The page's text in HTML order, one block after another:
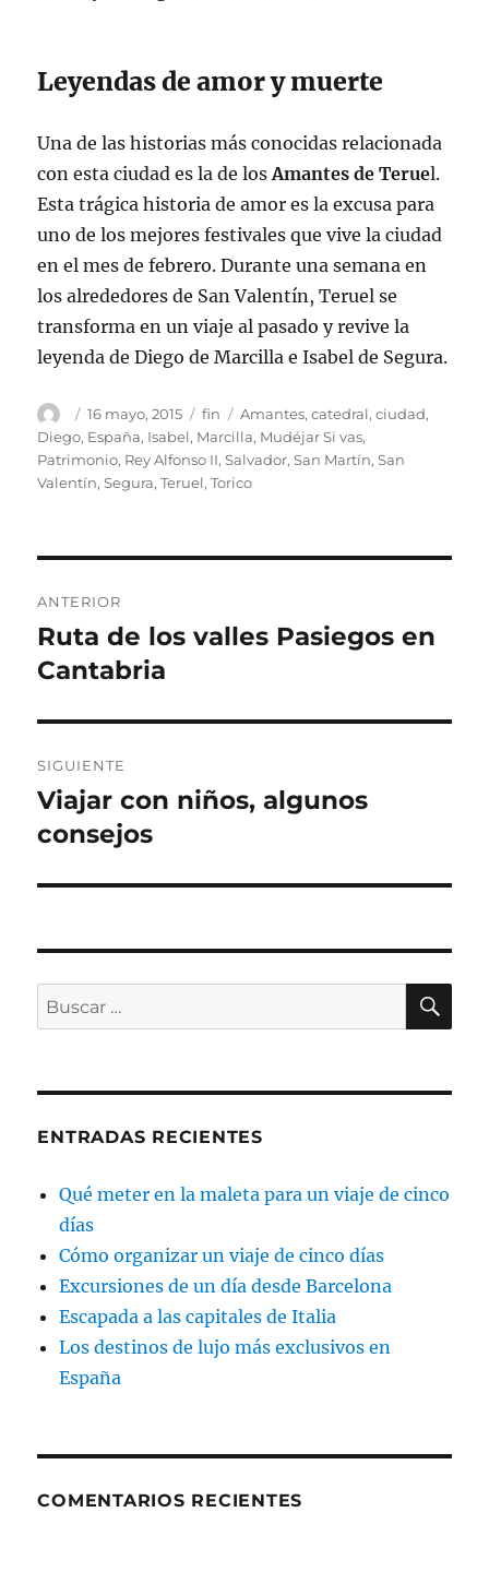
Leyendas de amor y muerte
Una de las historias más conocidas relacionada
con esta ciudad es la de losAmantes de Teruel.
Esta trágica historia de amor es la excusa para
uno de los mejores festivales que vive la ciudad
en el mes de febrero. Durante una semana en
los alrededores de San Valentín, Teruel se
transforma en un viaje al pasado y revive la
leyenda de Diego de Marcilla e Isabel de Segura.
Autor
Publicado
el
16 mayo, 2015 Categorías
fin Etiquetas
Amantes,catedral,ciudad,
Diego, España, Isabel, Marcilla, Mudéjar Si vas,
Patrimonio, Rey Alfonso II,Salvador,San Martín,San
Valentín,Segura,Teruel,Torico
de
entradas
ANTERIOR
Entrada
anterior:
Ruta de los valles Pasiegos en
Cantabria
SIGUIENTE
Entrada
siguiente:
Viajar con niños, algunos
consejos
Buscar
por:
ENTRADAS RECIENTES
Qué meter en la maleta para un viaje de cinco
días
Cómo organizar un viaje de cinco días
Excursiones de un día desde Barcelona
Escapada a las capitales de Italia
Los destinos de lujo más exclusivos en
España
COMENTARIOS RECIENTES